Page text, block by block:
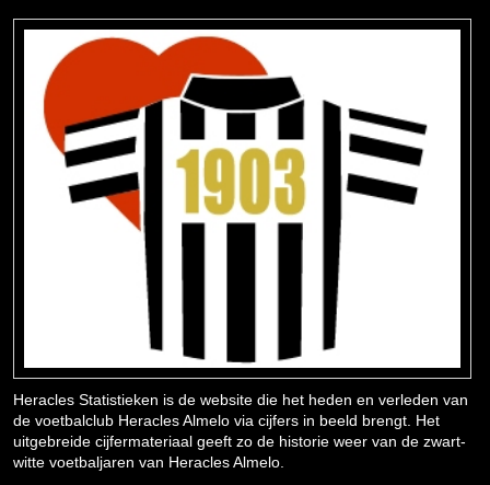
Heracles Statistieken is de website die het heden en verleden van
de voetbalclub Heracles Almelo via cijfers in beeld brengt. Het
uitgebreide cijfermateriaal geeft zo de historie weer van de zwart-
witte voetbaljaren van Heracles Almelo.